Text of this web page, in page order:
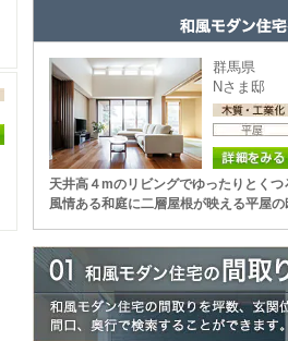
群馬県
Nさま邸
天井高４mのリビングでゆったりとくつ
風情ある和庭に二層屋根が映える平屋の